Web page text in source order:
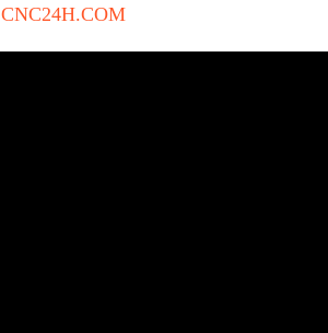
CNC24H.COM